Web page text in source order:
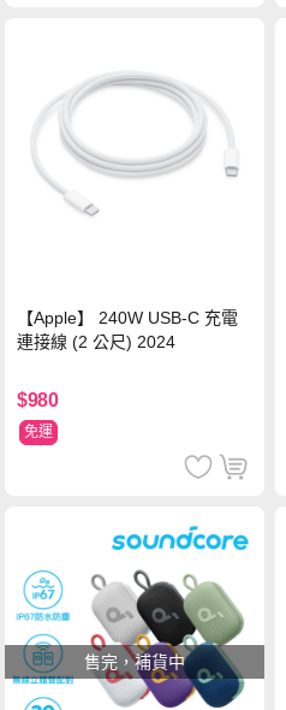
【Apple】 240W USB-C 充電
連接線 (2 公尺) 2024
$980
免運
售完，補貨中